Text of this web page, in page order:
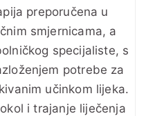
preporučena u
smjernicama, a
specijaliste, s
potrebe za
učinkom lijeka.
i trajanje liječenja